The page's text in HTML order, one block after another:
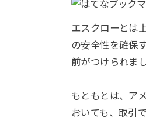
エスクローとは
の安全性を確保
前がつけられまし
もともとは、ア
おいても、取引